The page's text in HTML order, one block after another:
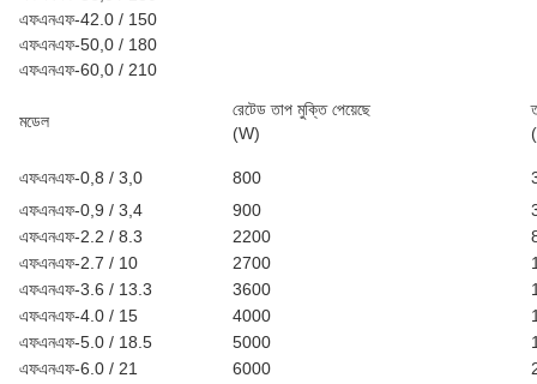
এফএনএফ-42.0 / 150
এফএনএফ-50,0 / 180
এফএনএফ-60,0 / 210
মডেল
রেটেড তাপ মুক্তি পেয়েছে
(W)
এফএনএফ-0,8 / 3,0 800
এফএনএফ-0,9 / 3,4
900
এফএনএফ-2.2 / 8.3
2200
এফএনএফ-2.7 / 10
2700
এফএনএফ-3.6 / 13.3
3600
এফএনএফ-4.0 / 15
4000
এফএনএফ-5.0 / 18.5
5000
এফএনএফ-6.0 / 21
6000